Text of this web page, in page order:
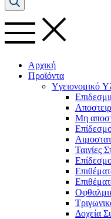
Αρχική
Προϊόντα
Yγειονομικό
Μη
Ταινίες
Δοχεία